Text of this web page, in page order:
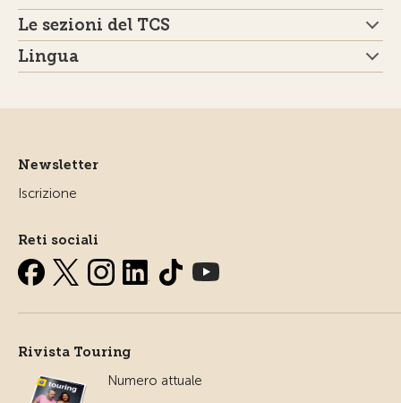
Le sezioni del TCS
Lingua
Newsletter
Iscrizione
Reti sociali
Rivista Touring
Numero attuale